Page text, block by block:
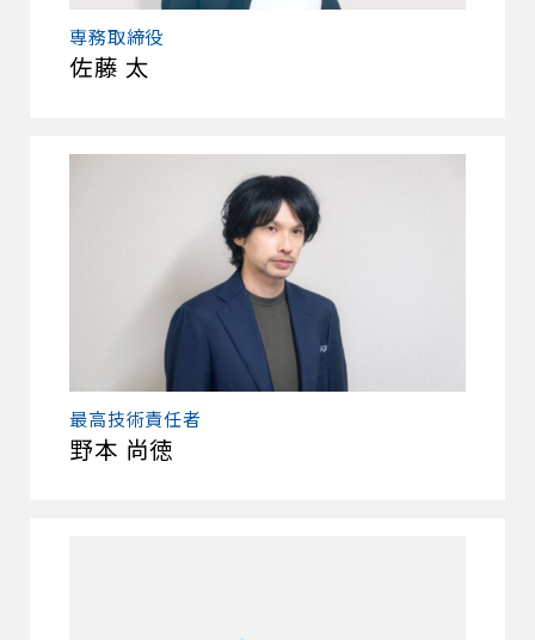
専務取締役
佐藤 太
最高技術責任者
野本 尚徳